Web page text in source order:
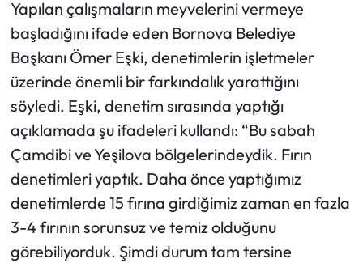
Yapılan çalışmaların meyvelerini vermeye
başladığını ifade eden Bornova Belediye
Başkanı Ömer Eşki, denetimlerin işletmeler
üzerinde önemli bir farkındalık yarattığını
söyledi. Eşki, denetim sırasında yaptığı
açıklamada şu ifadeleri kullandı: “Bu sabah
Çamdibi ve Yeşilova bölgelerindeydik. Fırın
denetimleri yaptık. Daha önce yaptığımız
denetimlerde 15 fırına girdiğimiz zaman en fazla
3-4 fırının sorunsuz ve temiz olduğunu
görebiliyorduk. Şimdi durum tam tersine